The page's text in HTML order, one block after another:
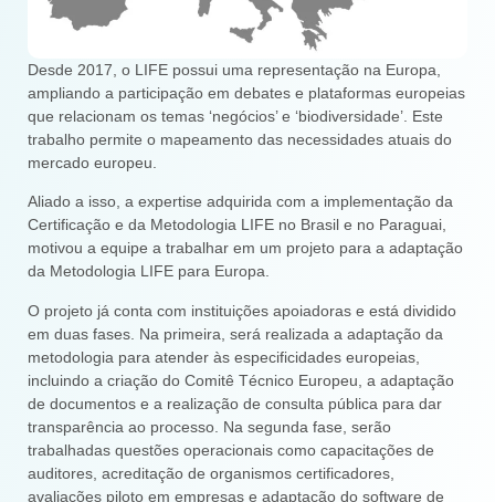
Desde 2017, o LIFE possui uma representação na Europa,
ampliando a participação em debates e plataformas europeias
que relacionam os temas ‘negócios’ e ‘biodiversidade’. Este
trabalho permite o mapeamento das necessidades atuais do
mercado europeu.
Aliado a isso, a expertise adquirida com a implementação da
Certificação e da Metodologia LIFE no Brasil e no Paraguai,
motivou a equipe a trabalhar em um projeto para a adaptação
da Metodologia LIFE para Europa.
O projeto já conta com instituições apoiadoras e está dividido
em duas fases. Na primeira, será realizada a adaptação da
metodologia para atender às especificidades europeias,
incluindo a criação do Comitê Técnico Europeu, a adaptação
de documentos e a realização de consulta pública para dar
transparência ao processo. Na segunda fase, serão
trabalhadas questões operacionais como capacitações de
auditores, acreditação de organismos certificadores,
avaliações piloto em empresas e adaptação do software de